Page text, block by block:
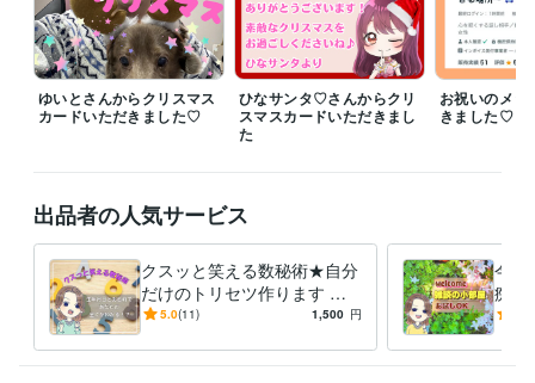
私の『好き』は、
パワーストーン
CITTA手帳
コストコ
ドライブ
スターバックス
旅行
ロウリュ
これらの話題になると、私のテンションが上がる恐れがあるのでご注意
ください(笑)
♡ ••┈┈┈•• ♡
ゆいとさんからクリスマス
カードいただきました♡
ひなサンタ♡さんからクリ
スマスカードいただきまし
た
お祝いのメッ
きました♡
出品者の人気サービス
クスッと笑える数秘術★自分
だけのトリセツ作ります 先
着10名ワンコイン★生きづら
5.0(11) 1,500 円
今す
痴・
の